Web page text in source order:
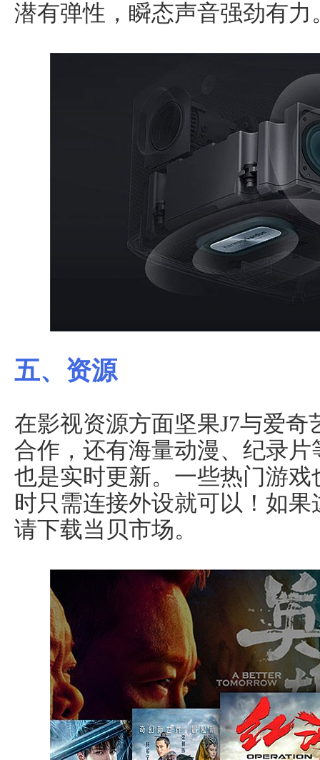
潜有弹性，瞬态声音强劲有力
五、资源
在影视资源方面坚果J7与爱
合作，还有海量动漫、纪录
也是实时更新。一些热门游
时只需连接外设就可以！如
请下载当贝市场。